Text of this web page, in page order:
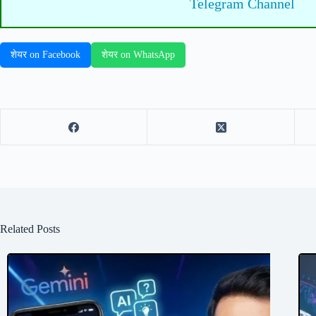
Telegram Channel
शेयर on Facebook शेयर on WhatsApp
Related Posts